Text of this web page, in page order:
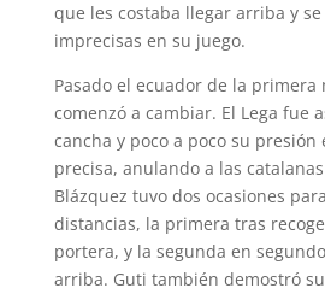
que les costaba llegar arriba y
imprecisas en su juego.
Pasado el ecuador de la
comenzó a cambiar. El Lega fue
cancha y poco a poco su presión
precisa, anulando a las
Blázquez tuvo dos ocasiones
distancias, la primera tras
portera, y la segunda en
arriba. Guti también demostró